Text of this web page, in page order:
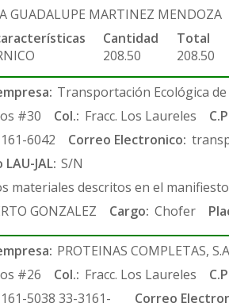
GUADALUPE MARTINEZ MENDOZA
Cantidad
208.50
Total
208.50
Transportación Ecológica de
#30 Col.: Fracc. Los Laureles
6042 Correo Electronico:
JAL: S/N
materiales descritos en el
GONZALEZ Cargo: Chofer
PROTEINAS COMPLETAS,
#26 Col.: Fracc. Los Laureles
5038 33-3161-
Correo